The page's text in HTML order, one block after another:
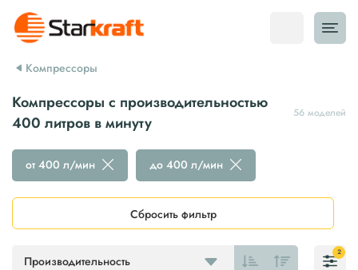
Компрессоры
Компрессоры с производительностью
400 литров в минуту
56 моделей
Производительность
от 400 л/мин до 400 л/мин
Сбросить фильтр
2